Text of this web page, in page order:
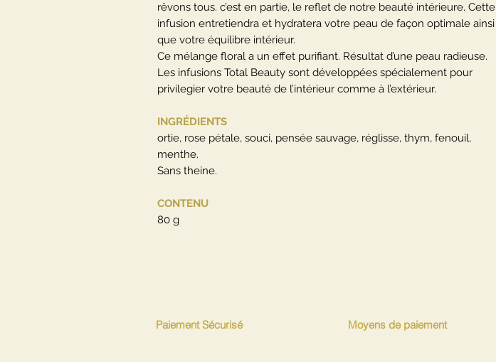
rêvons tous. c’est en partie, le reflet de notre beauté intérieure. Cette
infusion entretiendra et hydratera votre peau de façon optimale ainsi
que votre équilibre intérieur.
Ce mélange floral a un effet purifiant. Résultat d’une peau radieuse.
Les infusions Total Beauty sont développées spécialement pour
privilegier votre beauté de l’intérieur comme à l’extérieur.
INGRÉDIENTS
ortie, rose pétale, souci, pensée sauvage, réglisse, thym, fenouil,
menthe.
Sans theine.
CONTENU
80 g
Paiement Sécurisé Moyens de paiement